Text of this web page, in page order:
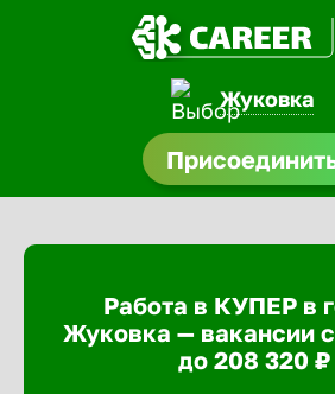
Жуковка
Работа в КУПЕР в
Жуковка — вакансии
до 208 320 ₽